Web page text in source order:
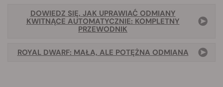
DOWIEDZ SIĘ, JAK UPRAWIAĆ ODMIANY
KWITNĄCE AUTOMATYCZNIE: KOMPLETNY
PRZEWODNIK
ROYAL DWARF: MAŁA, ALE POTĘŻNA ODMIANA